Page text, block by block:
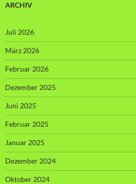
ARCHIV
Juli 2026
März 2026
Februar 2026
Dezember 2025
Juni 2025
Februar 2025
Januar 2025
Dezember 2024
Oktober 2024